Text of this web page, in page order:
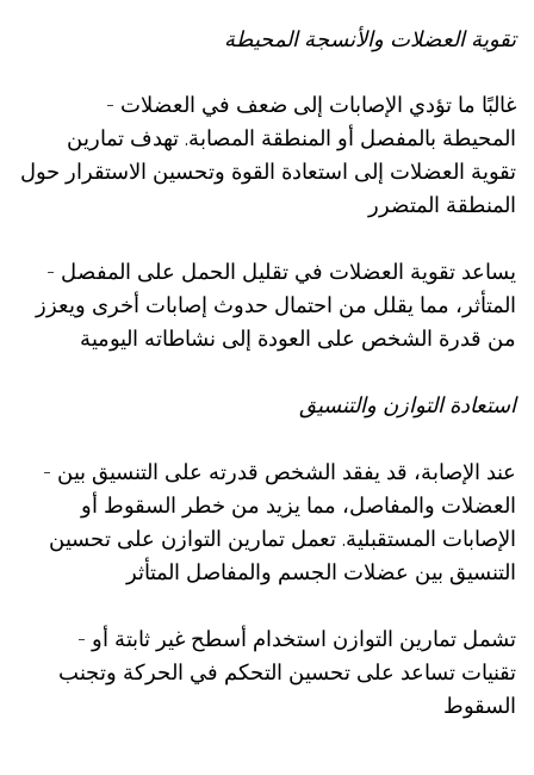
تقوية العضلات والأنسجة المحيطة
- غالبًا ما تؤدي الإصابات إلى ضعف في العضلات
المحيطة بالمفصل أو المنطقة المصابة. تهدف تمارين
تقوية العضلات إلى استعادة القوة وتحسين الاستقرار حول
المنطقة المتضرر
- يساعد تقوية العضلات في تقليل الحمل على المفصل
المتأثر، مما يقلل من احتمال حدوث إصابات أخرى ويعزز
من قدرة الشخص على العودة إلى نشاطاته اليومية
استعادة التوازن والتنسيق
- عند الإصابة، قد يفقد الشخص قدرته على التنسيق بين
العضلات والمفاصل، مما يزيد من خطر السقوط أو
الإصابات المستقبلية. تعمل تمارين التوازن على تحسين
التنسيق بين عضلات الجسم والمفاصل المتأثر
- تشمل تمارين التوازن استخدام أسطح غير ثابتة أو
تقنيات تساعد على تحسين التحكم في الحركة وتجنب
السقوط